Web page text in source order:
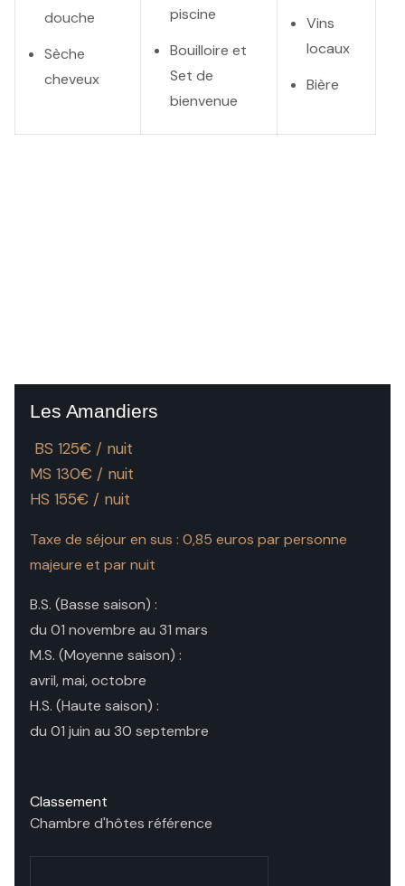
douche
Sèche
cheveux
piscine
Bouilloire et
Set de
bienvenue
Vins
locaux
Bière
Les Amandiers
BS 125€ / nuit
MS 130€ / nuit
HS 155€ / nuit
Taxe de séjour en sus : 0,85 euros par personne
majeure et par nuit
B.S. (Basse saison) :
du 01 novembre au 31 mars
M.S. (Moyenne saison) :
avril, mai, octobre
H.S. (Haute saison) :
du 01 juin au 30 septembre
Classement
Chambre d'hôtes référence